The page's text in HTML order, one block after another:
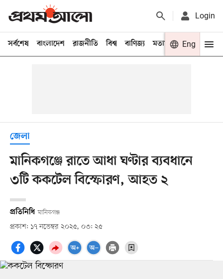
Login
সর্বশেষ বাংলাদেশ রাজনীতি বিশ্ব বাণিজ্য মতামত খেলা
Eng
জেলা
মানিকগঞ্জে রাতে আধা ঘণ্টার ব্যবধানে
৩টি ককটেল বিস্ফোরণ, আহত ২
প্রতিনিধি মানিকগঞ্জ
প্রকাশ: ১৭ নভেম্বর ২০২৫, ০৩: ২৫